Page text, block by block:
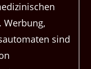
Werbung,
sind